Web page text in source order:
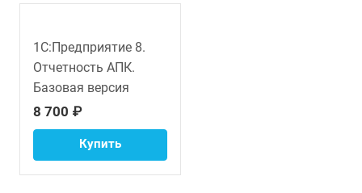
1С:Предприятие 8.
Отчетность АПК.
Базовая версия
8 700 ₽
Купить